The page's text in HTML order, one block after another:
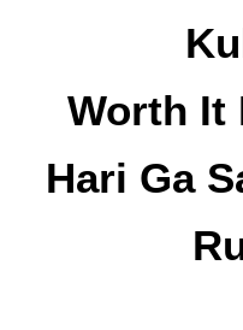
Worth It
Hari Ga